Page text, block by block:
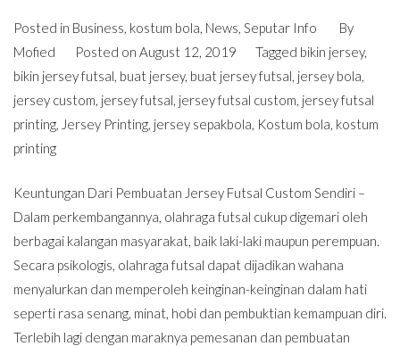
Posted in Business, kostum bola, News, Seputar Info
By
Mofied
Posted on August 12, 2019 Tagged bikin jersey,
bikin jersey futsal, buat jersey, buat jersey futsal, jersey bola,
jersey custom, jersey futsal, jersey futsal custom, jersey futsal
printing, Jersey Printing, jersey sepakbola, Kostum bola, kostum
printing
Keuntungan Dari Pembuatan Jersey Futsal Custom Sendiri –
Dalam perkembangannya, olahraga futsal cukup digemari oleh
berbagai kalangan masyarakat, baik laki-laki maupun perempuan.
Secara psikologis, olahraga futsal dapat dijadikan wahana
menyalurkan dan memperoleh keinginan-keinginan dalam hati
seperti rasa senang, minat, hobi dan pembuktian kemampuan diri.
Terlebih lagi dengan maraknya pemesanan dan pembuatan